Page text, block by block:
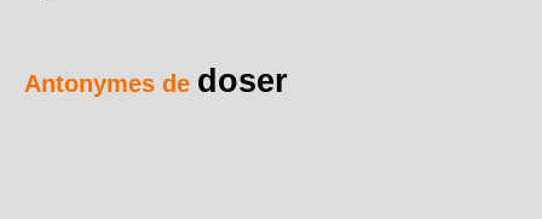
Antonymes de doser